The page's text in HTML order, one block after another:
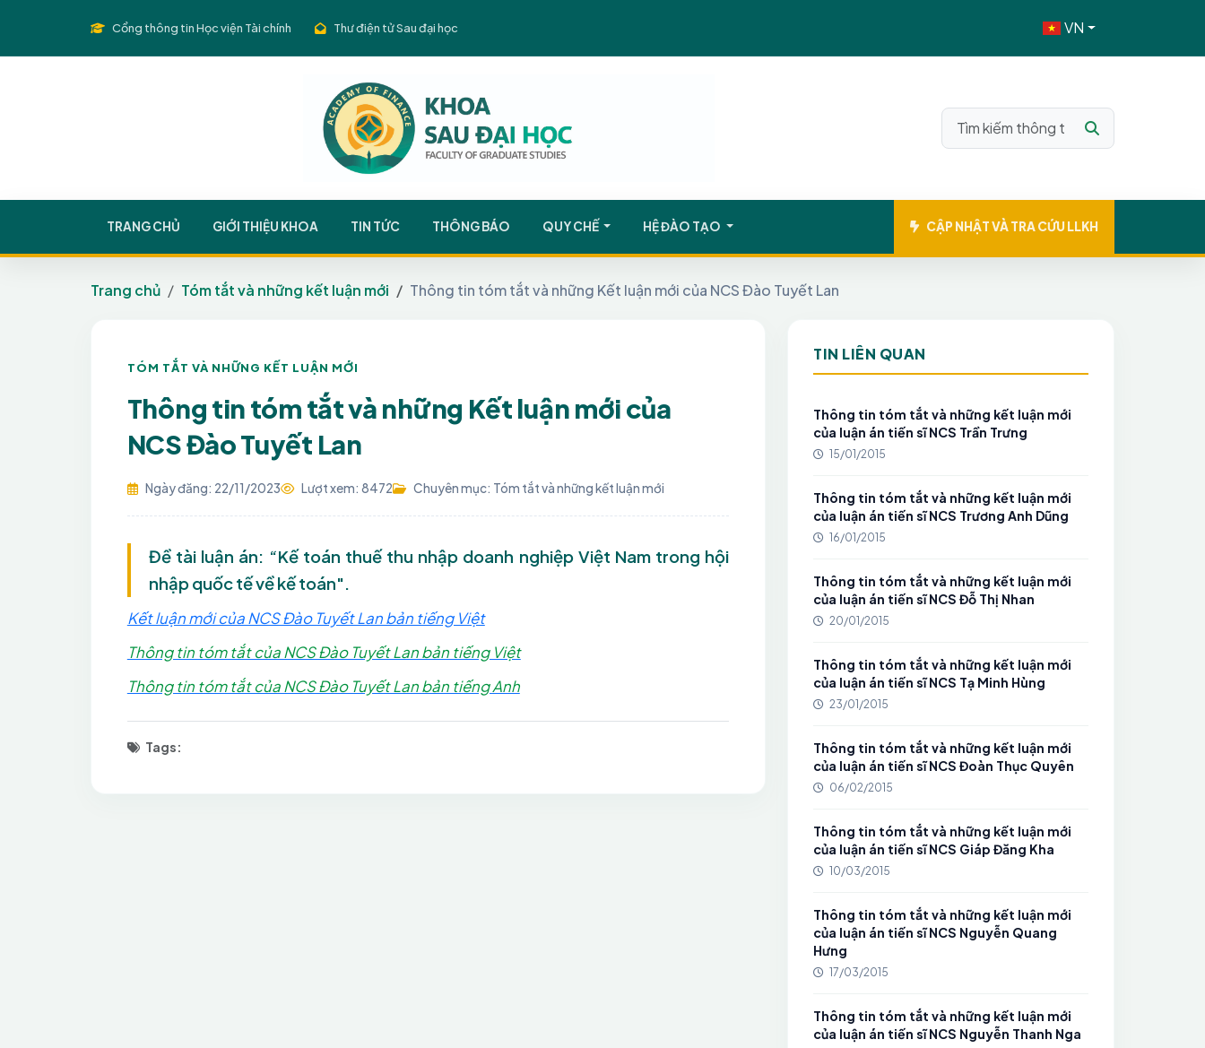
Cổng thông tin Học viện Tài chính Thư điện tử Sau đại học VN
TRANG CHỦ GIỚI THIỆU KHOA TIN TỨC THÔNG BÁO QUY CHẾ HỆ ĐÀO TẠO CẬP NHẬT VÀ TRA CỨU LLKH
Trang chủ Tóm tắt và những kết luận mới Thông tin tóm tắt và những Kết luận mới của NCS Đào Tuyết Lan
TÓM TẮT VÀ NHỮNG KẾT LUẬN MỚI
Thông tin tóm tắt và những Kết luận mới của
NCS Đào Tuyết Lan
Ngày đăng: 22/11/2023 Lượt xem: 8472 Chuyên mục: Tóm tắt và những kết luận mới
Đề tài luận án: “Kế toán thuế thu nhập doanh nghiệp Việt Nam trong hội
nhập quốc tế về kế toán".
Kết luận mới của NCS Đào Tuyết Lan bản tiếng Việt
Thông tin tóm tắt của NCS Đào Tuyết Lan bản tiếng Việt
Thông tin tóm tắt của NCS Đào Tuyết Lan bản tiếng Anh
Tags:
TIN LIÊN QUAN
Thông tin tóm tắt và những kết luận mới
của luận án tiến sĩ NCS Trần Trưng
15/01/2015
Thông tin tóm tắt và những kết luận mới
của luận án tiến sĩ NCS Trương Anh Dũng
16/01/2015
Thông tin tóm tắt và những kết luận mới
của luận án tiến sĩ NCS Đỗ Thị Nhan
20/01/2015
Thông tin tóm tắt và những kết luận mới
của luận án tiến sĩ NCS Tạ Minh Hùng
23/01/2015
Thông tin tóm tắt và những kết luận mới
của luận án tiến sĩ NCS Đoàn Thục Quyên
06/02/2015
Thông tin tóm tắt và những kết luận mới
của luận án tiến sĩ NCS Giáp Đăng Kha
10/03/2015
Thông tin tóm tắt và những kết luận mới
của luận án tiến sĩ NCS Nguyễn Quang
Hưng
17/03/2015
Thông tin tóm tắt và những kết luận mới
của luận án tiến sĩ NCS Nguyễn Thanh Nga